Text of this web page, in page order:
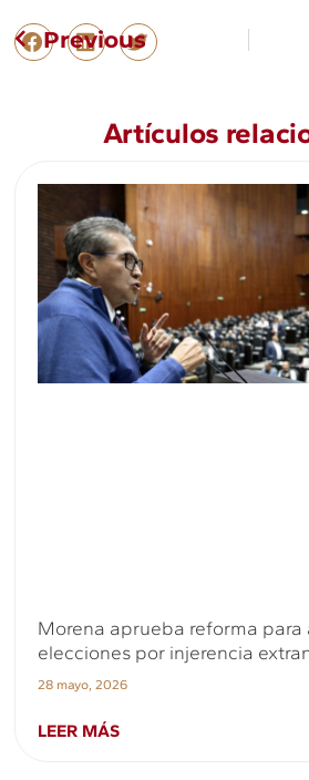
Previous
Artículos
Morena aprueba reforma para
elecciones por injerencia
28 mayo, 2026
LEER MÁS